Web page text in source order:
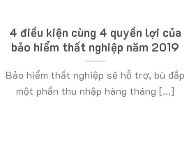
4 điều kiện cùng 4 quyền lợi của
bảo hiểm thất nghiệp năm 2019
Bảo hiểm thất nghiệp sẽ hỗ trợ, bù đắp
một phần thu nhập hàng tháng [...]